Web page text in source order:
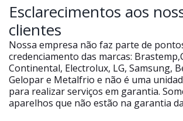
Esclarecimentos aos
clientes
Nossa empresa não faz parte de
credenciamento das marcas:
Continental, Electrolux, LG, Samsung,
Gelopar e Metalfrio e não é uma
para realizar serviços em garantia.
aparelhos que não estão na garantia